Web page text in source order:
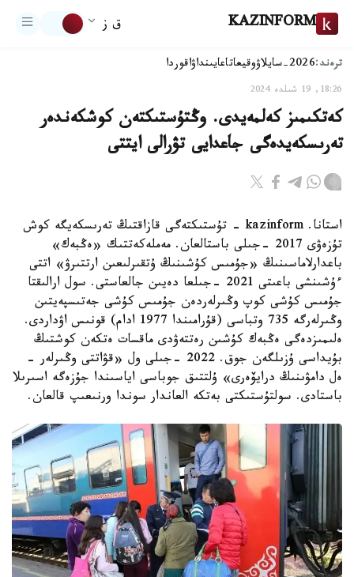
KAZINFORM ق ز
ترەند:2026-سايلاۋ وقيعاتاعايىنداۋاقوردا
18:26, 19 شىلدە 2024
كەتكىمىز كەلمەيدى. وڭتۇستىكتەن كوشكەندەر
تەرىسكەيدەگى جاعدايى تۋرالى ايتتى
استانا. kazinform - تۇستىكتەگى قازاقتىڭ تەرىسكەيگە كوش
تۇزەۋى 2017 -جىلى باستالعان. مەملەكەتتىك «ەڭبەك»
باعدارلاماسىنىڭ «جۇمىس كۇشىنىڭ ۇتقىرلىعىن ارتتىرۋ» اتتى
ءۇشىنشى باعىتى 2021 -جىلعا دەيىن جالعاستى. سول ارالىقتا
جۇمىس كۇشى كوپ وڭىرلەردەن جۇمىس كۇشى جەتىسپەيتىن
وڭىرلەرگە 735 وتباسى (قۇرامىندا 1977 ادام) قونىس اۋداردى.
ەلىمىزدەگى ەڭبەك كۇشىن رەتتەۋدى ماقسات ەتكەن كوشتىڭ
بۇيداسى ۇزىلگەن جوق. 2022 -جىلى ول «قۋاتتى وڭىرلەر -
ەل دامۋىنىڭ درايۆەرى» ۇلتتىق جوباسى اياسىندا جۇزەگە اسىرىلا
باستادى. سولتۇستىكتى بەتكە العاندار سوندا ورنىعىپ قالعان.